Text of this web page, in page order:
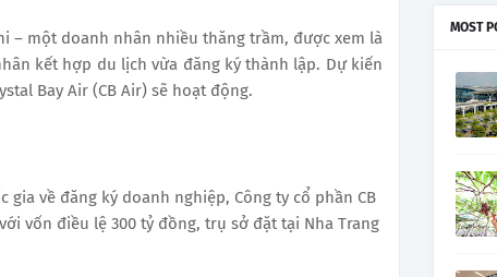
– một doanh nhân nhiều thăng trầm, được xem là
kết hợp du lịch vừa đăng ký thành lập. Dự kiến
Bay Air (CB Air) sẽ hoạt động.
về đăng ký doanh nghiệp, Công ty cổ phần CB
vốn điều lệ 300 tỷ đồng, trụ sở đặt tại Nha Trang
MOST